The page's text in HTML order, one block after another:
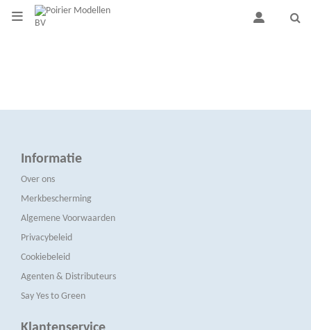
Informatie
Over ons
Merkbescherming
Algemene Voorwaarden
Privacybeleid
Cookiebeleid
Agenten & Distributeurs
Say Yes to Green